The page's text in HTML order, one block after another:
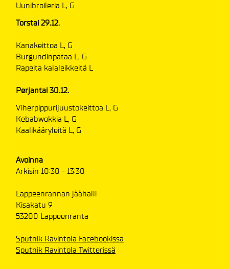
Uunibroileria L, G
Torstai 29.12.
Kanakeittoa L, G
Burgundinpataa L, G
Rapeita kalaleikkeitä L
Perjantai 30.12.
Viherpippurijuustokeittoa L, G
Kebabwokkia L, G
Kaalikääryleitä L, G
Avoinna
Arkisin 10:30 - 13:30
Lappeenrannan jäähalli
Kisakatu 9
53200 Lappeenranta
Sputnik Ravintola Facebookissa
Sputnik Ravintola Twitterissä